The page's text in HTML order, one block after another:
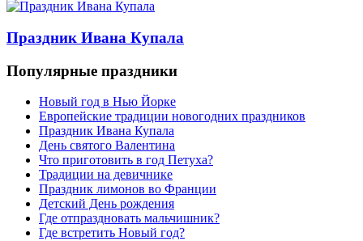
Праздник Ивана Купала
Популярные праздники
Новый год в Нью Йорке
Европейские традиции новогодних праздников
Праздник Ивана Купала
День святого Валентина
Что приготовить в год Петуха?
Традиции на девичнике
Праздник лимонов во Франции
Детский День рождения
Где отпраздновать мальчишник?
Где встретить Новый год?